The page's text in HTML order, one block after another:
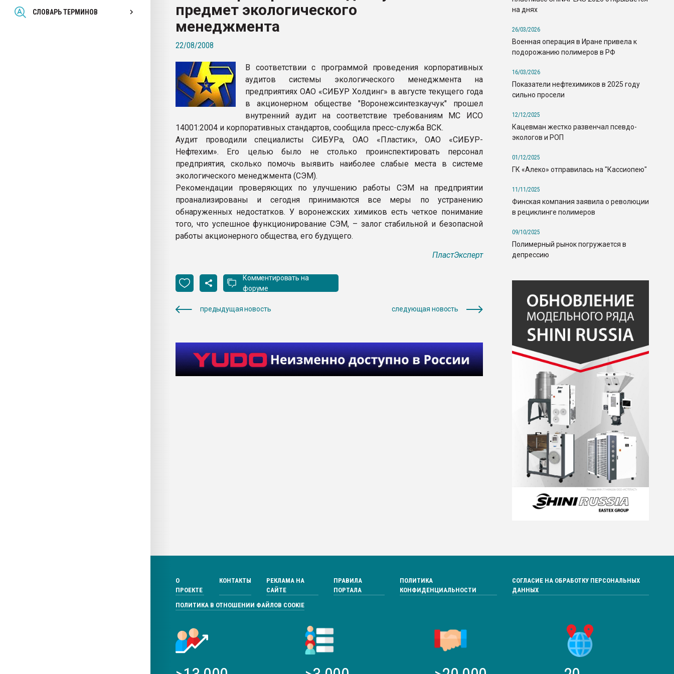
СЛОВАРЬ ТЕРМИНОВ
Всё, что касается выдува ПЭТ
бутылок
ПЕРЕЙТИ НА ФОРУМ
предмет экологического
менеджмента
22/08/2008
В соответствии с программой проведения корпоративных
аудитов системы экологического менеджмента на
предприятиях ОАО «СИБУР Холдинг» в августе текущего года
в акционерном обществе "Воронежсинтезкаучук" прошел
внутренний аудит на соответствие требованиям МС ИСО
14001:2004 и корпоративных стандартов, сообщила пресс-служба ВСК.
Аудит проводили специалисты СИБУРа, ОАО «Пластик», ОАО «СИБУР-
Нефтехим». Его целью было не столько проинспектировать персонал
предприятия, сколько помочь выявить наиболее слабые места в системе
экологического менеджмента (СЭМ).
Рекомендации проверяющих по улучшению работы СЭМ на предприятии
проанализированы и сегодня принимаются все меры по устранению
обнаруженных недостатков. У воронежских химиков есть четкое понимание
того, что успешное функционирование СЭМ, – залог стабильной и безопасной
работы акционерного общества, его будущего.
ПластЭксперт
Комментировать на
форуме
предыдущая новость следующая новость
на днях
26/03/2026
Военная операция в Иране привела к
подорожанию полимеров в РФ
16/03/2026
Показатели нефтехимиков в 2025 году
сильно просели
12/12/2025
Кацевман жестко развенчал псевдо-
экологов и РОП
01/12/2025
ГК «Алеко» отправилась на "Кассиопею"
11/11/2025
Финская компания заявила о революции
в рециклинге полимеров
09/10/2025
Полимерный рынок погружается в
депрессию
О
ПРОЕКТЕ
КОНТАКТЫ
РЕКЛАМА НА
САЙТЕ
ПРАВИЛА
ПОРТАЛА
ПОЛИТИКА
КОНФИДЕНЦИАЛЬНОСТИ
СОГЛАСИЕ НА ОБРАБОТКУ ПЕРСОНАЛЬНЫХ
ДАННЫХ
ПОЛИТИКА В ОТНОШЕНИИ ФАЙЛОВ COOKIE